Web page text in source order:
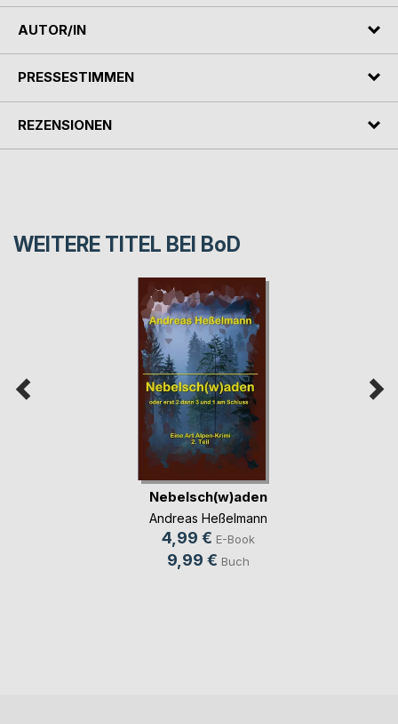
AUTOR/IN
PRESSESTIMMEN
REZENSIONEN
WEITERE TITEL BEI BoD
Nebelsch(w)aden
Andreas Heßelmann
4,99 € E-Book
9,99 € Buch